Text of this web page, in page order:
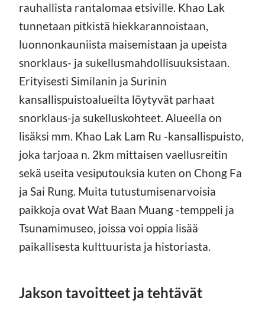
rauhallista rantalomaa etsiville. Khao Lak
tunnetaan pitkistä hiekkarannoistaan,
luonnonkauniista maisemistaan ja upeista
snorklaus- ja sukellusmahdollisuuksistaan.
Erityisesti Similanin ja Surinin
kansallispuistoalueilta löytyvät parhaat
snorklaus-ja sukelluskohteet. Alueella on
lisäksi mm. Khao Lak Lam Ru -kansallispuisto,
joka tarjoaa n. 2km mittaisen vaellusreitin
sekä useita vesiputouksia kuten on Chong Fa
ja Sai Rung. Muita tutustumisenarvoisia
paikkoja ovat Wat Baan Muang -temppeli ja
Tsunamimuseo, joissa voi oppia lisää
paikallisesta kulttuurista ja historiasta.
Jakson tavoitteet ja tehtävät